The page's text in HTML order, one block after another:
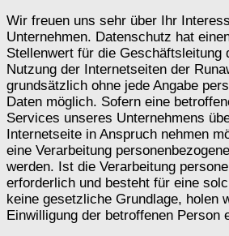
Wir freuen uns sehr über Ihr
Unternehmen. Datenschutz hat
Stellenwert für die Geschäftsleitung
Nutzung der Internetseiten der
grundsätzlich ohne jede Angabe
Daten möglich. Sofern eine
Services unseres Unternehmens
Internetseite in Anspruch nehmen
eine Verarbeitung
werden. Ist die Verarbeitung
erforderlich und besteht für eine
keine gesetzliche Grundlage, holen
Einwilligung der betroffenen Person